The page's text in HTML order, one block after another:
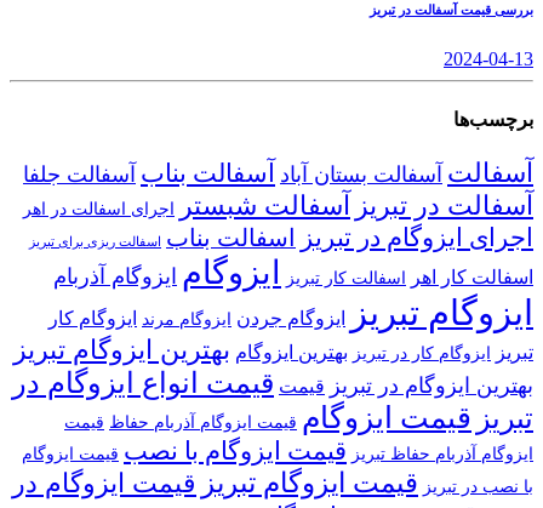
بررسی قیمت آسفالت در تبریز
2024-04-13
برچسب‌ها
آسفالت آسفالت بستان آباد آسفالت بناب آسفالت جلفا
آسفالت در تبریز آسفالت شبستر اجرای اسفالت در اهر
اجرای ایزوگام در تبریز اسفالت بناب اسفالت ریزی برای تبریز
اسفالت کار اهر اسفالت کار تبریز ایزوگام ایزوگام آذربام
ایزوگام تبریز ایزوگام جردن ایزوگام مرند ایزوگام کار
تبریز ایزوگام کار در تبریز بهترین ایزوگام بهترین ایزوگام تبریز
بهترین ایزوگام در تبریز قیمت قیمت انواع ایزوگام در
تبریز قیمت ایزوگام قیمت ایزوگام آذربام حفاظ قیمت
ایزوگام آذربام حفاظ تبریز قیمت ایزوگام با نصب قیمت ایزوگام
با نصب در تبریز قیمت ایزوگام تبریز قیمت ایزوگام در